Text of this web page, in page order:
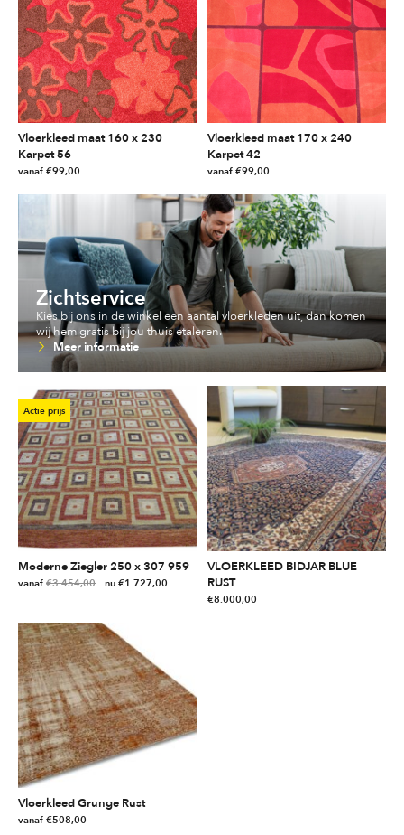
meerdere
variaties.
Deze
optie
kan
gekozen
worden
op
de
productpagina
meerdere
variaties.
Deze
optie
kan
gekozen
worden
op
de
productpagina
Vloerkleed maat 160 x 230
Karpet 56
vanaf€99,00
Vloerkleed maat 170 x 240
Karpet 42
vanaf€99,00
Zichtservice
Kies bij ons in de winkel een aantal vloerkleden uit, dan komen
wij hem gratis bij jou thuis etaleren.
Meer informatie
Actie prijs
Moderne Ziegler 250 x 307 959
vanaf€3.454,00 €1.727,00
product
heeft
meerdere
variaties.
Deze
optie
kan
gekozen
worden
op
de
productpagina
VLOERKLEED BIDJAR BLUE
RUST
€8.000,00
Vloerkleed Grunge Rust
vanaf€508,00